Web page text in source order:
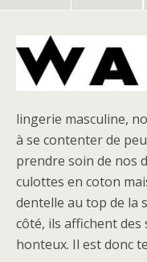
lingerie masculine,
à se contenter de
prendre soin de nos
culottes en coton
dentelle au top de la
côté, ils affichent
honteux. Il est donc